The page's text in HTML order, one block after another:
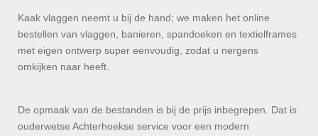
Kaak vlaggen neemt u bij de hand; we maken het online
bestellen van vlaggen, banieren, spandoeken en textielframes
met eigen ontwerp super eenvoudig, zodat u nergens
omkijken naar heeft.
De opmaak van de bestanden is bij de prijs inbegrepen. Dat is
ouderwetse Achterhoekse service voor een modern